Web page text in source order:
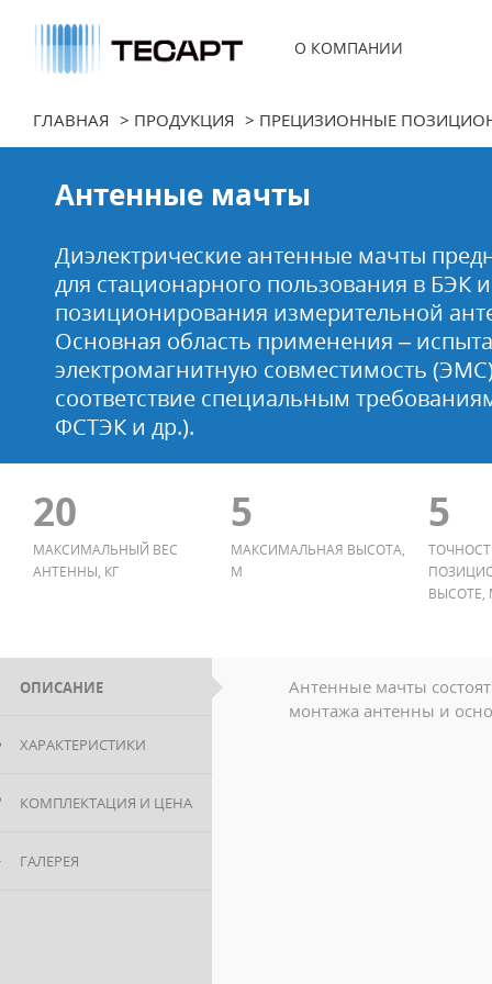
О КОМПАНИИ
Заказчики
Охрана труда
ГЛАВНАЯ > ПРОДУКЦИЯ > ПРЕЦИЗИОННЫЕ
Антенные мачты
Диэлектрические антенные мачты
для стационарного пользования в БЭК и
позиционирования измерительной
Основная область применения –
электромагнитную совместимость
соответствие специальным
ФСТЭК и др.).
20
МАКСИМАЛЬНЫЙ ВЕС
АНТЕННЫ, КГ
5
МАКСИМАЛЬНАЯ ВЫСОТА,
М
5
ОПИСАНИЕ
ХАРАКТЕРИСТИКИ
КОМПЛЕКТАЦИЯ И ЦЕНА
ГАЛЕРЕЯ
Антенные мачты
монтажа антенны и